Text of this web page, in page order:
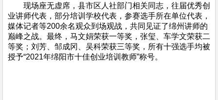
现场座无虚席，县市区人社部门相关同志，往届优秀创
业讲师代表，部分培训学校代表，参赛选手所在单位代表，
媒体记者等200余名观众到场观战，共同见证了绵州讲师的
巅峰之战。最终，马文娟荣获一等奖，张玺、车学文荣获二
等奖；刘芳、邹成冈、吴科荣获三等奖，所有十强选手均被
授予“2021年绵阳市十佳创业培训教师”称号。